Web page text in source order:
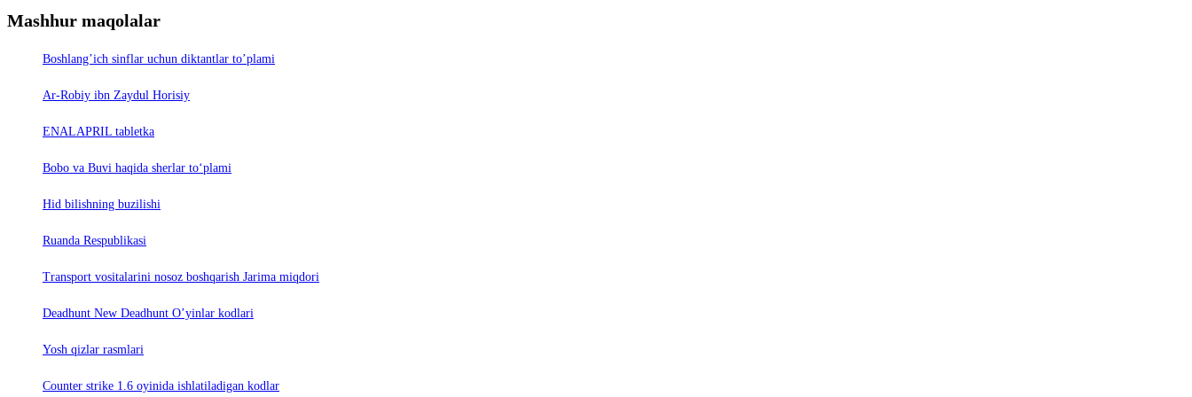
Mashhur maqolalar
Boshlang’ich sinflar uchun diktantlar to’plami
Ar-Robiy ibn Zaydul Horisiy
ENALAPRIL tabletka
Bobo va Buvi haqida sherlar to‘plami
Hid bilishning buzilishi
Ruanda Respublikasi
Trаnsport vositаlаrini nosoz boshqаrish Jаrimа miqdori
Deadhunt New Deadhunt O’yinlar kodlari
Yosh qizlar rasmlari
Counter strike 1.6 oyinida ishlatiladigan kodlar